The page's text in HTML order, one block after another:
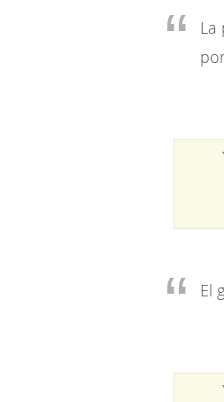
La
El